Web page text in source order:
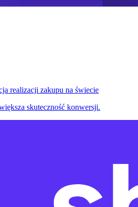
realizacji zakupu na świecie
skuteczność konwersji.